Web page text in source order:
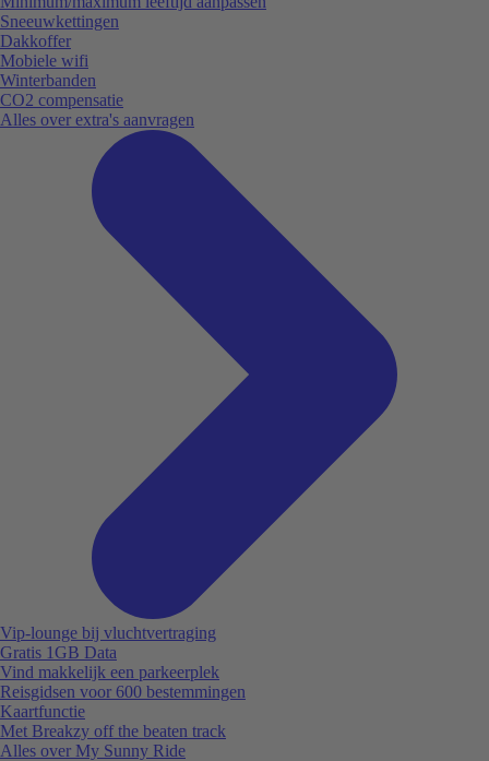
Sneeuwkettingen
Dakkoffer
Mobiele wifi
Winterbanden
CO2 compensatie
Alles over extra's aanvragen
Vip-lounge bij vluchtvertraging
Gratis 1GB Data
Vind makkelijk een parkeerplek
Reisgidsen voor 600 bestemmingen
Kaartfunctie
Met Breakzy off the beaten track
Alles over My Sunny Ride